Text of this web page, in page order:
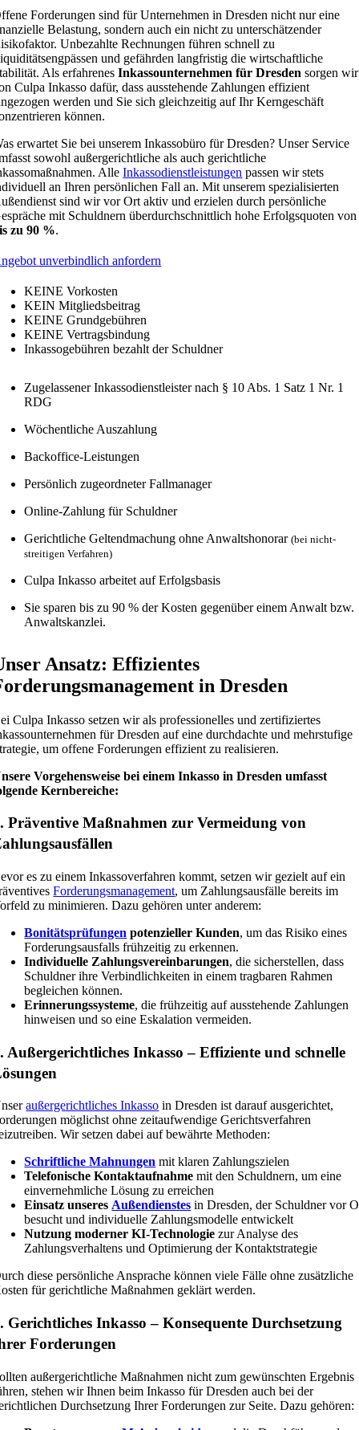
Forderungen sind für Unternehmen in Dresden nicht nur eine
Belastung, sondern auch ein nicht zu unterschätzender
Unbezahlte Rechnungen führen schnell zu
und gefährden langfristig die wirtschaftliche
Als erfahrenesInkassounternehmen für Dresdensorgen wir
Culpa Inkasso dafür, dass ausstehende Zahlungen effizient
werden und Sie sich gleichzeitig auf Ihr Kerngeschäft
können.
erwartet Sie bei unserem Inkassobüro für Dresden? Unser Service
sowohl außergerichtliche als auch gerichtliche
AlleInkassodienstleistungen passen wir stets
an Ihren persönlichen Fall an. Mit unserem spezialisierten
sind wir vor Ort aktiv und erzielen durch persönliche
mit Schuldnern überdurchschnittlich hohe Erfolgsquoten von
zu 90 %.
unverbindlich anfordern
KEINE Vorkosten
KEIN Mitgliedsbeitrag
KEINE Grundgebühren
KEINE Vertragsbindung
Inkassogebühren bezahlt der Schuldner
Zugelassener Inkassodienstleister nach § 10 Abs. 1 Satz 1 Nr. 1
RDG
Wöchentliche Auszahlung
Backoffice-Leistungen
Persönlich zugeordneter Fallmanager
Online-Zahlung für Schuldner
Gerichtliche Geltendmachung ohne Anwaltshonorar(bei nicht-
streitigen Verfahren)
Culpa Inkasso arbeitet auf Erfolgsbasis
Sie sparen bis zu 90 % der Kosten gegenüber einem Anwalt bzw.
Anwaltskanzlei.
Ansatz: Effizientes
in Dresden
Culpa Inkasso setzen wir als professionelles und zertifiziertes
für Dresden auf eine durchdachte und mehrstufige
um offene Forderungen effizient zu realisieren.
Vorgehensweise bei einem Inkasso in Dresden umfasst
Kernbereiche:
Präventive Maßnahmen zur Vermeidung von
es zu einem Inkassoverfahren kommt, setzen wir gezielt auf ein
Forderungsmanagement, um Zahlungsausfälle bereits im
zu minimieren. Dazu gehören unter anderem:
Bonitätsprüfungen potenzieller Kunden, um das Risiko eines
Forderungsausfalls frühzeitig zu erkennen.
Individuelle Zahlungsvereinbarungen, die sicherstellen, dass
Schuldner ihre Verbindlichkeiten in einem tragbaren Rahmen
begleichen können.
Erinnerungssysteme, die frühzeitig auf ausstehende Zahlungen
hinweisen und so eine Eskalation vermeiden.
Außergerichtliches Inkasso – Effiziente und schnelle
außergerichtliches Inkasso in Dresden ist darauf ausgerichtet,
möglichst ohne zeitaufwendige Gerichtsverfahren
Wir setzen dabei auf bewährte Methoden:
Schriftliche Mahnungen mit klaren Zahlungszielen
Telefonische Kontaktaufnahme mit den Schuldnern, um eine
einvernehmliche Lösung zu erreichen
Einsatz unseresAußendienstes in Dresden, der Schuldner vor
besucht und individuelle Zahlungsmodelle entwickelt
Nutzung moderner KI-Technologie zur Analyse des
Zahlungsverhaltens und Optimierung der Kontaktstrategie
diese persönliche Ansprache können viele Fälle ohne zusätzliche
für gerichtliche Maßnahmen geklärt werden.
Gerichtliches Inkasso – Konsequente Durchsetzung
Forderungen
außergerichtliche Maßnahmen nicht zum gewünschten Ergebnis
stehen wir Ihnen beim Inkasso für Dresden auch bei der
Durchsetzung Ihrer Forderungen zur Seite. Dazu gehören: